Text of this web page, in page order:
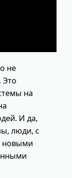
не
Это
на
И да,
люди, с
новыми